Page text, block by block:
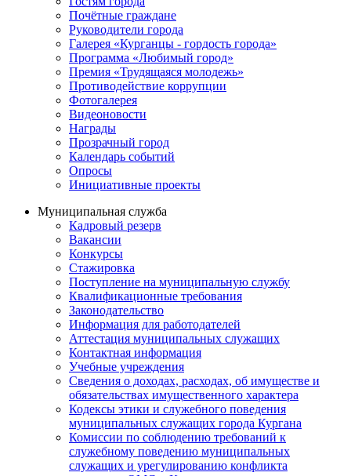
Почётные граждане
Руководители города
Галерея «Курганцы - гордость города»
Программа «Любимый город»
Премия «Трудящаяся молодежь»
Противодействие коррупции
Фотогалерея
Видеоновости
Награды
Прозрачный город
Календарь событий
Опросы
Инициативные проекты
Муниципальная служба
Кадровый резерв
Вакансии
Конкурсы
Стажировка
Поступление на муниципальную службу
Квалификационные требования
Законодательство
Информация для работодателей
Аттестация муниципальных служащих
Контактная информация
Учебные учреждения
Сведения о доходах, расходах, об имуществе и
обязательствах имущественного характера
Кодексы этики и служебного поведения
муниципальных служащих города Кургана
Комиссии по соблюдению требований к
служебному поведению муниципальных
служащих и урегулированию конфликта